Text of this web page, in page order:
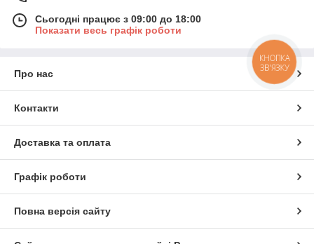
Сьогодні працює з 09:00 до 18:00
Показати весь графік роботи
Про нас
Контакти
Доставка та оплата
Графік роботи
Повна версія сайту
КНОПКА
ЗВ'ЯЗКУ